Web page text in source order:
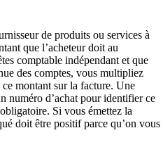
de produits ou services à
que l’acheteur doit au
comptable indépendant et que
des comptes, vous multipliez
montant sur la facture. Une
numéro d’achat pour identifier ce
Si vous émettez la
doit être positif parce qu’on vous